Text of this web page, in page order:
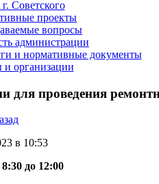
г. Советского
проекты
вопросы
администрации
и нормативные документы
организации
для проведения
в 10:53
8:30 до 12:00